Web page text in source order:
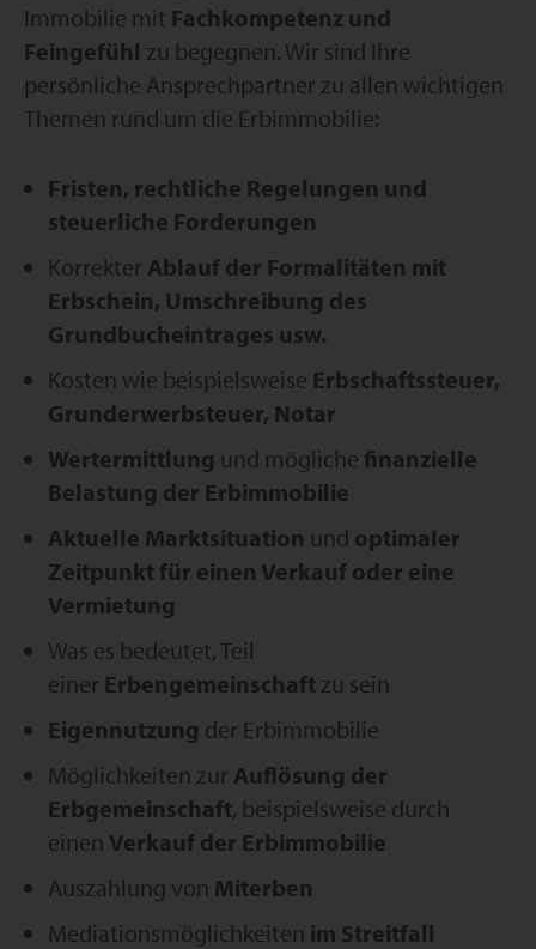
Immobilie mit Fachkompetenz und
Feingefühl zu begegnen. Wir sind Ihre
persönliche Ansprechpartner zu allen wichtigen
Themen rund um die Erbimmobilie:
Fristen, rechtliche Regelungen und
steuerliche Forderungen
Korrekter Ablauf der Formalitäten mit
Erbschein, Umschreibung des
Grundbucheintrages usw.
Kosten wie beispielsweise Erbschaftssteuer,
Grunderwerbsteuer, Notar
Wertermittlung und mögliche finanzielle
Belastung der Erbimmobilie
Aktuelle Marktsituation und optimaler
Zeitpunkt für einen Verkauf oder eine
Vermietung
Was es bedeutet, Teil
einer Erbengemeinschaft zu sein
Eigennutzung der Erbimmobilie
Möglichkeiten zur Auflösung der
Erbgemeinschaft, beispielsweise durch
einen Verkauf der Erbimmobilie
Auszahlung von Miterben
Mediationsmöglichkeiten im Streitfall